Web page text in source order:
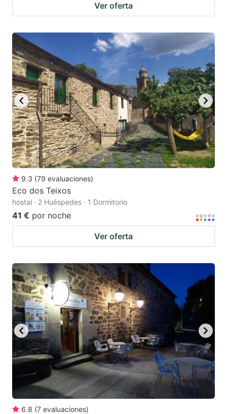
Ver oferta
9.3 (79 evaluaciones)
Eco dos Teixos
hostal · 2 Huéspedes · 1 Dormitorio
41 € por noche
Ver oferta
6.8 (7 evaluaciones)